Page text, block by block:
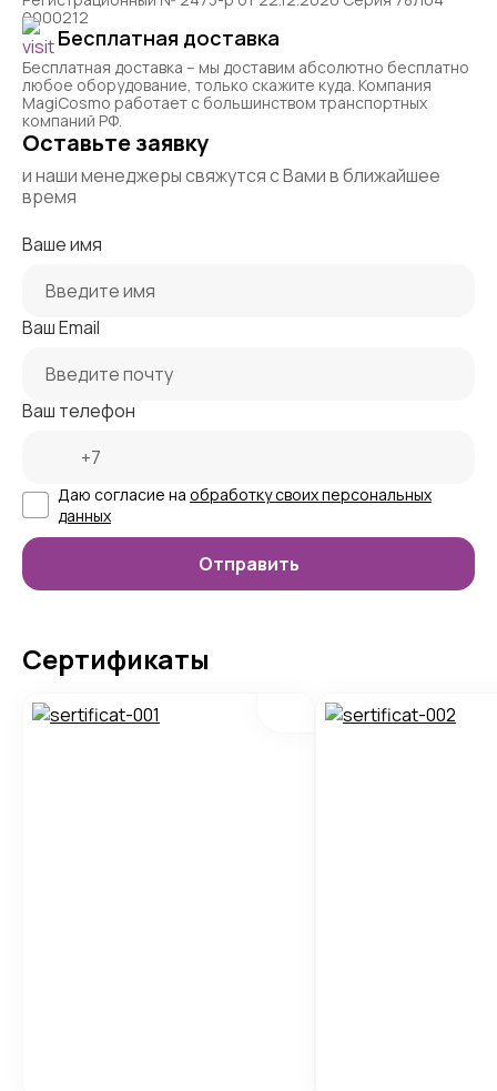
0000212
Бесплатная доставка
Бесплатная доставка – мы доставим абсолютно бесплатно
любое оборудование, только скажите куда. Компания
MagiCosmo работает с большинством транспортных
компаний РФ.
Оставьте заявку
и наши менеджеры свяжутся с Вами в ближайшее
время
Ваше имя
Ваш Email
Ваш телефон
Даю согласие на обработку своих персональных
данных
Сертификаты